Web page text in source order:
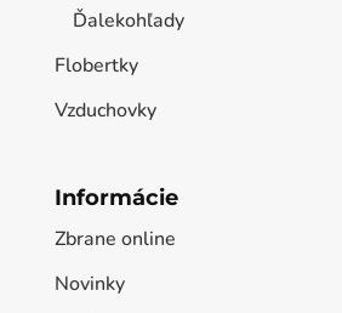
Ďalekohľady
Flobertky
Vzduchovky
Informácie
Zbrane online
Novinky